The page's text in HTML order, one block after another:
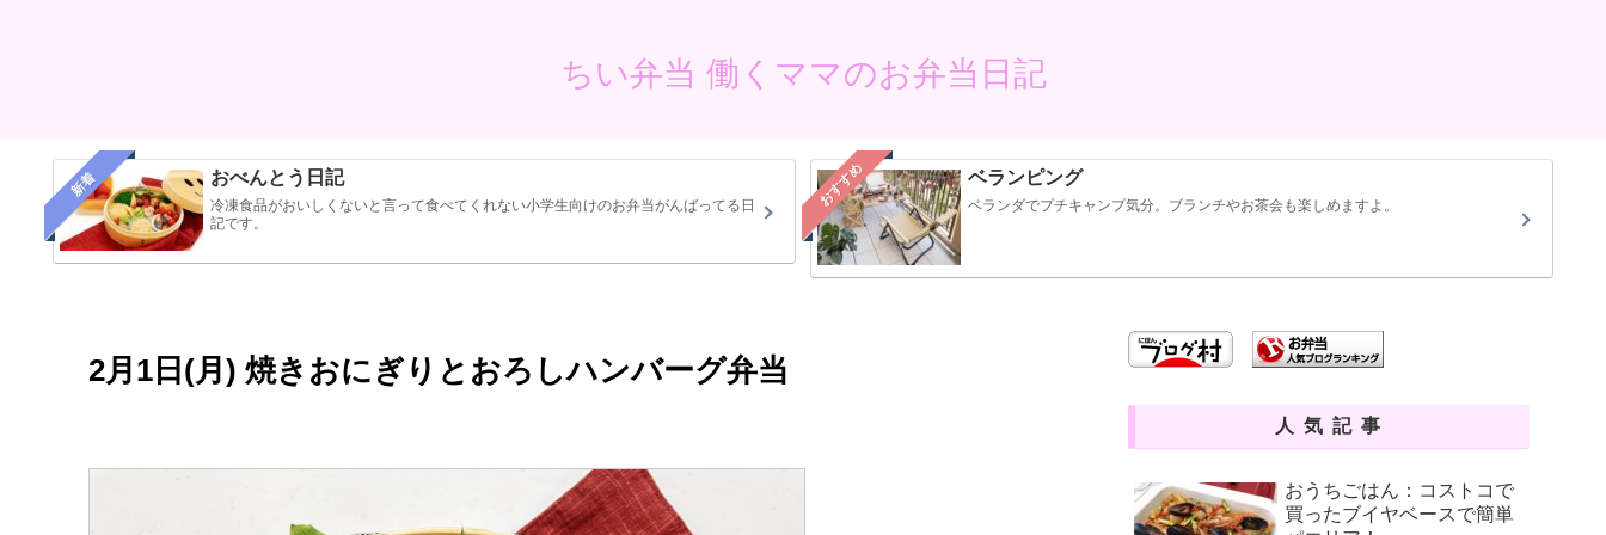
ちい弁当 働くママのお弁当日記
新着 おべんとう日記
冷凍食品がおいしくないと言って食べてくれない小学生向けのお弁当がんばってる日
記です。
おすすめ ベランピング
ベランダでプチキャンプ気分。ブランチやお茶会も楽しめますよ。
2月1日(月) 焼きおにぎりとおろしハンバーグ弁当
人気記事
おうちごはん：コストコで
買ったブイヤベースで簡単